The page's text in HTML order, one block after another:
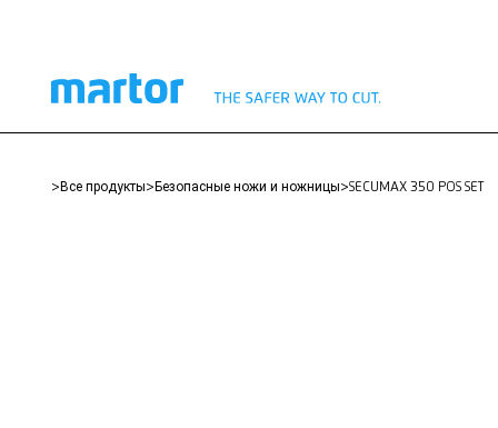
> Все продукты> Безопасные ножи и ножницы> SECUMAX 350 POS SET